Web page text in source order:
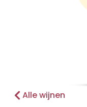
Alle wijnen